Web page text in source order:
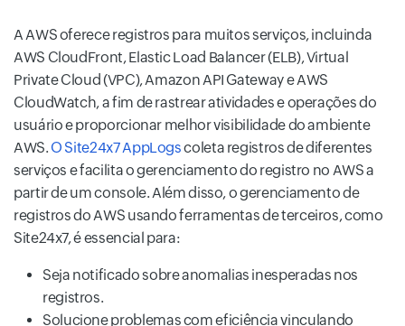
A AWS oferece registros para muitos serviços, incluinda
AWS CloudFront, Elastic Load Balancer (ELB), Virtual
Private Cloud (VPC), Amazon API Gateway e AWS
CloudWatch, a fim de rastrear atividades e operações do
usuário e proporcionar melhor visibilidade do ambiente
AWS. O Site24x7 AppLogscoleta registros de diferentes
serviços e facilita o gerenciamento do registro no AWS a
partir de um console. Além disso, o gerenciamento de
registros do AWS usando ferramentas de terceiros, como
Site24x7, é essencial para:
Seja notificado sobre anomalias inesperadas nos
registros.
Solucione problemas com eficiência vinculando